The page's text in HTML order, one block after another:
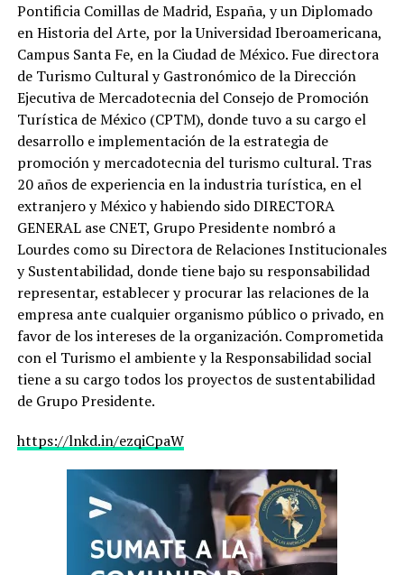
Pontificia Comillas de Madrid, España, y un Diplomado
en Historia del Arte, por la Universidad Iberoamericana,
Campus Santa Fe, en la Ciudad de México. Fue directora
de Turismo Cultural y Gastronómico de la Dirección
Ejecutiva de Mercadotecnia del Consejo de Promoción
Turística de México (CPTM), donde tuvo a su cargo el
desarrollo e implementación de la estrategia de
promoción y mercadotecnia del turismo cultural. Tras
20 años de experiencia en la industria turística, en el
extranjero y México y habiendo sido DIRECTORA
GENERAL ase CNET, Grupo Presidente nombró a
Lourdes como su Directora de Relaciones Institucionales
y Sustentabilidad, donde tiene bajo su responsabilidad
representar, establecer y procurar las relaciones de la
empresa ante cualquier organismo público o privado, en
favor de los intereses de la organización. Comprometida
con el Turismo el ambiente y la Responsabilidad social
tiene a su cargo todos los proyectos de sustentabilidad
de Grupo Presidente.
https://lnkd.in/ezqiCpaW